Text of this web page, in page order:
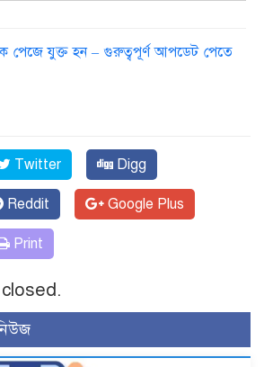
পেজে যুক্ত হন – গুরুত্বপূর্ণ আপডেট পেতে
Twitter Digg
Reddit Google Plus
Print